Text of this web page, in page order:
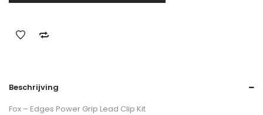
Beschrijving
Fox – Edges Power Grip Lead Clip Kit